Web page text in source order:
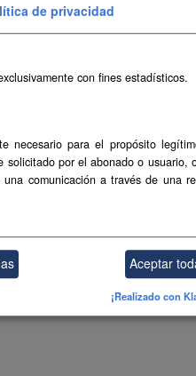
de privacidad
con fines estadísticos.
necesario para el propósito
solicitado por el abonado o usuario,
comunicación a través de una
Aceptar
¡Realizado con